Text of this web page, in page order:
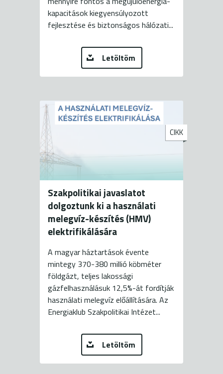
kapacitások kiegyensúlyozott
fejlesztése és biztonságos hálózati...
Letöltöm
CIKK
Szakpolitikai javaslatot
dolgoztunk ki a használati
melegvíz-készítés (HMV)
elektrifikálására
A magyar háztartások évente
mintegy 370-380 millió köbméter
földgázt, teljes lakossági
gázfelhasználásuk 12,5%-át fordítják
használati melegvíz előállítására. Az
Energiaklub Szakpolitikai Intézet...
Letöltöm